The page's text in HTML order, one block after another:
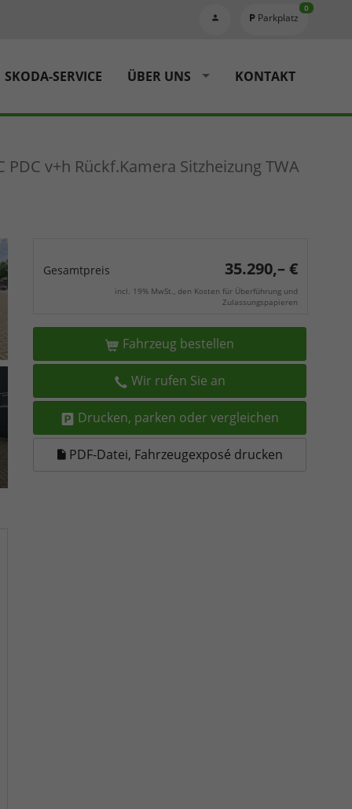
Parkplatz
0
SKODA-SERVICE ÜBER UNS KONTAKT
PDC v+h Rückf.Kamera Sitzheizung TWA
Gesamtpreis 35.290,– €
incl. 19% MwSt., den Kosten für Überführung und
Zulassungspapieren
Fahrzeug bestellen
Wir rufen Sie an
Drucken, parken oder vergleichen
PDF-Datei, Fahrzeugexposé drucken